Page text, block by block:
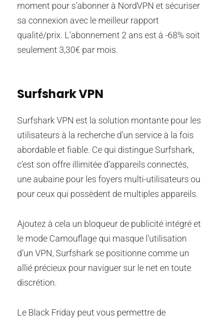
moment pour s’abonner à NordVPN et sécuriser
sa connexion avec le meilleur rapport
qualité/prix. L’abonnement 2 ans est à -68% soit
seulement 3,30€ par mois.
Surfshark VPN
Surfshark VPN est la solution montante pour les
utilisateurs à la recherche d’un service à la fois
abordable et fiable. Ce qui distingue Surfshark,
c’est son offre illimitée d’appareils connectés,
une aubaine pour les foyers multi-utilisateurs ou
pour ceux qui possèdent de multiples appareils.
Ajoutez à cela un bloqueur de publicité intégré et
le mode Camouflage qui masque l’utilisation
d’un VPN, Surfshark se positionne comme un
allié précieux pour naviguer sur le net en toute
discrétion.
Le Black Friday peut vous permettre de